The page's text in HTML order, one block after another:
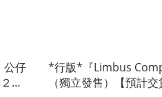
公仔
０
*行版*『Limbus
（獨立發售）【預計